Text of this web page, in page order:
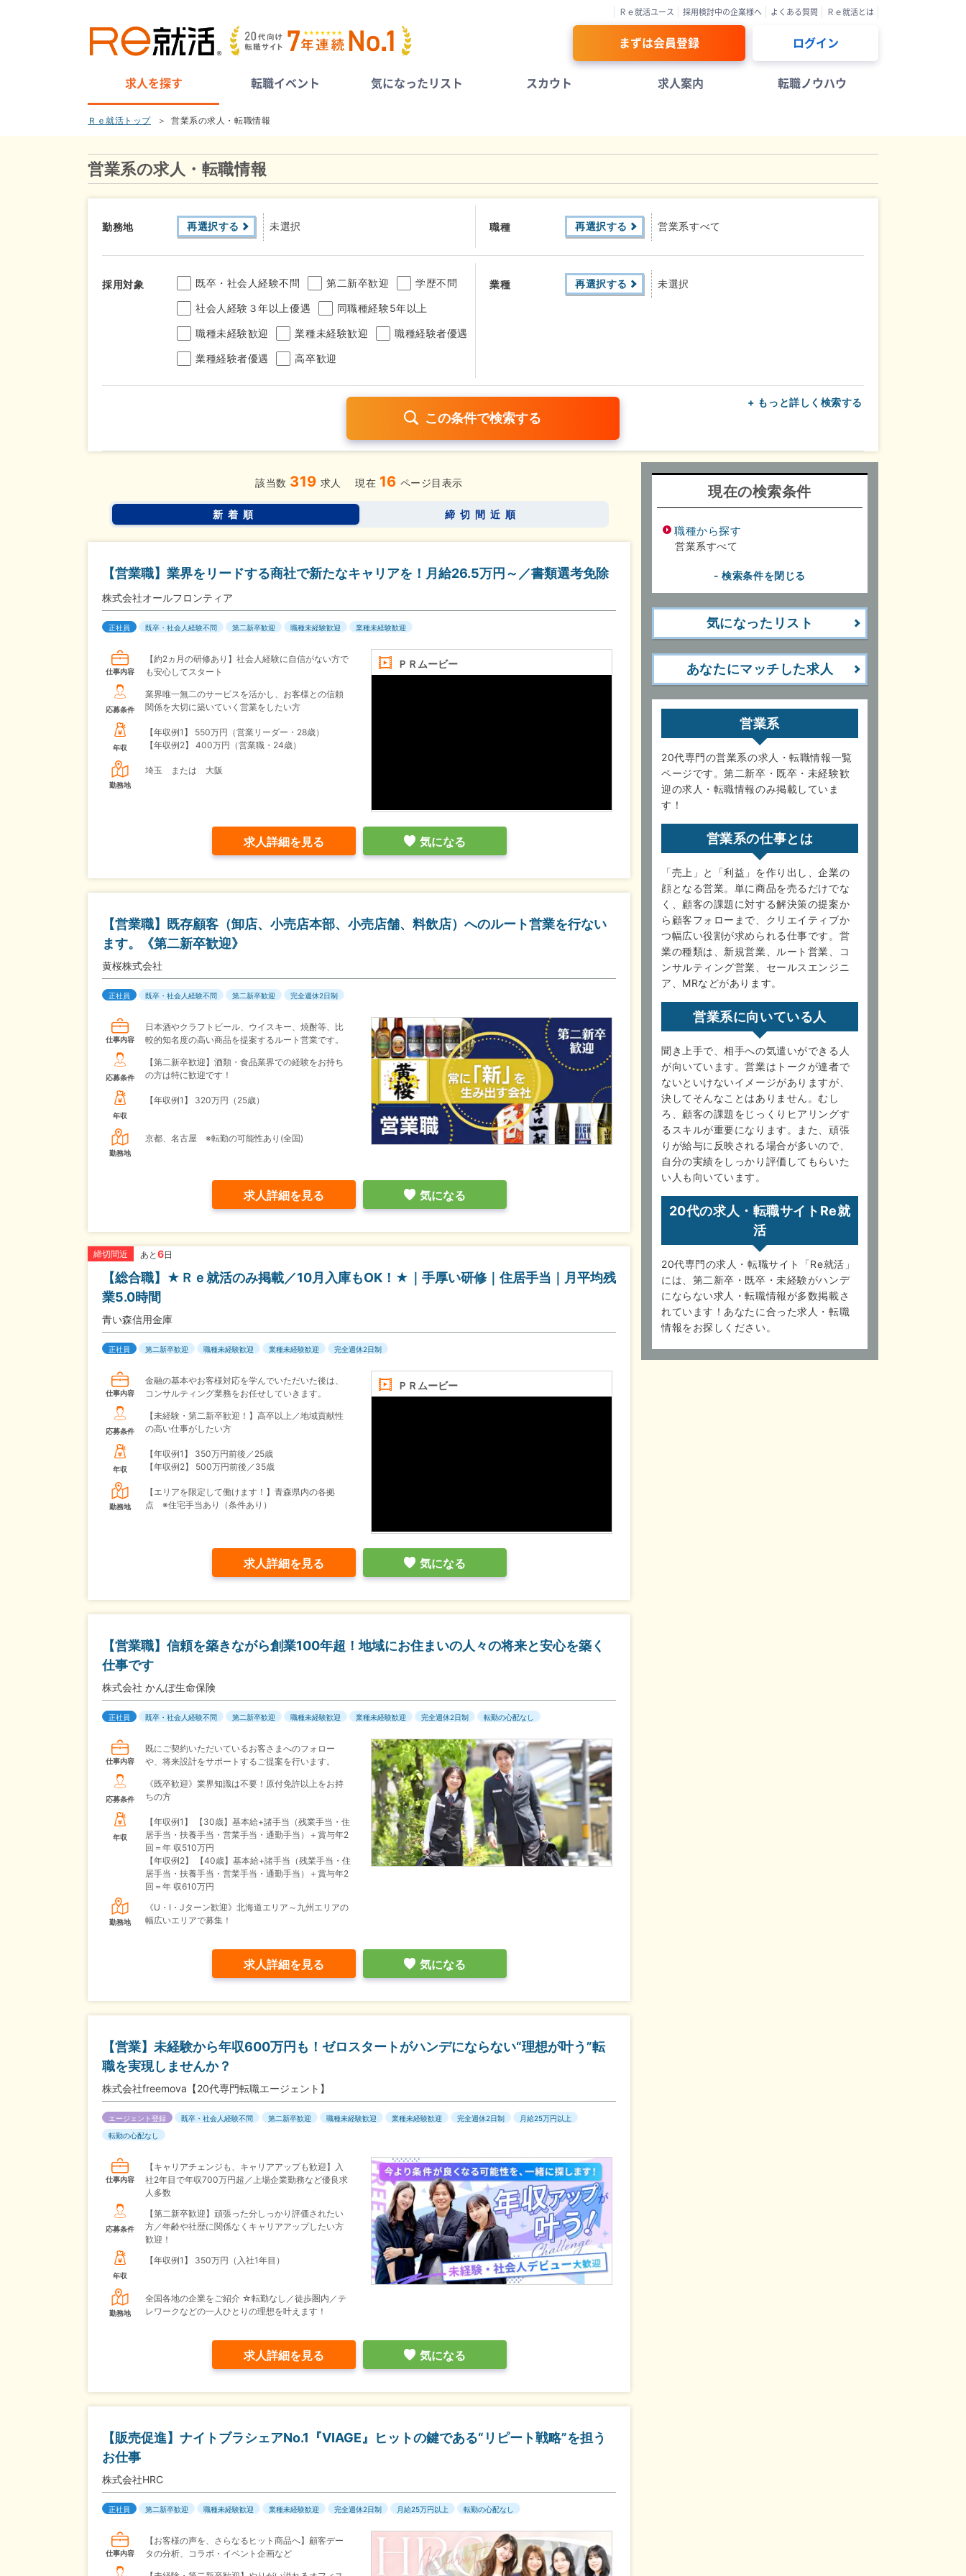
Ｒｅ就活ユース 採用検討中の企業様へ よくある質問 Ｒｅ就活とは
まずは会員登録 ログイン
求人を探す 転職イベント 気になったリスト スカウト 求人案内 転職ノウハウ
Ｒｅ就活トップ 営業系の求人・転職情報
営業系の求人・転職情報
勤務地 再選択する 未選択 職種 再選択する 営業系すべて
採用対象 既卒・社会人経験不問 第二新卒歓迎 学歴不問
社会人経験３年以上優遇 同職種経験5年以上
職種未経験歓迎 業種未経験歓迎 職種経験者優遇
業種経験者優遇 高卒歓迎
業種 再選択する 未選択
完全週休2日制 年間休日120日以上 残業少なめ（1日1時間以内）
土日面接OK 書類選考なし
+ もっと詳しく検索する
該当数 319 求人 現在 16 ページ目表示
新着順 締切間近順
【営業職】業界をリードする商社で新たなキャリアを！月給26.5万円～／書類選考免除
株式会社オールフロンティア
正社員 既卒・社会人経験不問 第二新卒歓迎 職種未経験歓迎 業種未経験歓迎
ＰＲムービー
仕事内容
【約2ヵ月の研修あり】社会人経験に自信がない方で
も安心してスタート
応募条件
業界唯一無二のサービスを活かし、お客様との信頼
関係を大切に築いていく営業をしたい方
年収
【年収例1】
550万円（営業リーダー・28歳）
【年収例2】
400万円（営業職・24歳）
勤務地
埼玉 または 大阪
求人詳細を見る 気になる
【営業職】既存顧客（卸店、小売店本部、小売店舗、料飲店）へのルート営業を行ない
ます。《第二新卒歓迎》
黄桜株式会社
正社員 既卒・社会人経験不問 第二新卒歓迎 完全週休2日制
仕事内容
日本酒やクラフトビール、ウイスキー、焼酎等、比
較的知名度の高い商品を提案するルート営業です。
応募条件
【第二新卒歓迎】酒類・食品業界での経験をお持ち
の方は特に歓迎です！
年収
【年収例1】 320万円（25歳）
勤務地
京都、名古屋 ※転勤の可能性あり(全国)
求人詳細を見る 気になる
締切間近 あと 6日
【総合職】★Ｒｅ就活のみ掲載／10月入庫もOK！★｜手厚い研修｜住居手当｜月平均残
業5.0時間
青い森信用金庫
正社員 第二新卒歓迎 職種未経験歓迎 業種未経験歓迎 完全週休2日制
ＰＲムービー
仕事内容
金融の基本やお客様対応を学んでいただいた後は、
コンサルティング業務をお任せしていきます。
応募条件
【未経験・第二新卒歓迎！】高卒以上／地域貢献性
の高い仕事がしたい方
年収
【年収例1】
350万円前後／25歳
【年収例2】
500万円前後／35歳
勤務地
【エリアを限定して働けます！】青森県内の各拠
点 ※住宅手当あり（条件あり）
求人詳細を見る 気になる
【営業職】信頼を築きながら創業100年超！地域にお住まいの人々の将来と安心を築く
仕事です
株式会社 かんぽ生命保険
正社員 既卒・社会人経験不問 第二新卒歓迎 職種未経験歓迎 業種未経験歓迎 完全週休2日制 転勤の心配なし
仕事内容
既にご契約いただいているお客さまへのフォロー
や、将来設計をサポートするご提案を行います。
応募条件
《既卒歓迎》業界知識は不要！原付免許以上をお持
ちの方
年収
【年収例1】
【30歳】基本給+諸手当（残業手当・住
居手当・扶養手当・営業手当・通勤手当）＋賞与年2
回＝年 収510万円
【年収例2】
【40歳】基本給+諸手当（残業手当・住
居手当・扶養手当・営業手当・通勤手当）＋賞与年2
回＝年 収610万円
勤務地
《U・I・Jターン歓迎》北海道エリア～九州エリアの
幅広いエリアで募集！
求人詳細を見る 気になる
【営業】未経験から年収600万円も！ゼロスタートがハンデにならない“理想が叶う”転
職を実現しませんか？
株式会社freemova【20代専門転職エージェント】
エージェント登録 既卒・社会人経験不問 第二新卒歓迎 職種未経験歓迎 業種未経験歓迎 完全週休2日制
月給25万円以上
転勤の心配なし
仕事内容
【キャリアチェンジも、キャリアアップも歓迎】入
社2年目で年収700万円超／上場企業勤務など優良求
人多数
応募条件
【第二新卒歓迎】頑張った分しっかり評価されたい
方／年齢や社歴に関係なくキャリアアップしたい方
歓迎！
年収
【年収例1】 350万円（入社1年目）
勤務地
全国各地の企業をご紹介 ☆転勤なし／徒歩圏内／テ
レワークなどの一人ひとりの理想を叶えます！
求人詳細を見る 気になる
【販売促進】ナイトブラシェアNo.1『VIAGE』ヒットの鍵である“リピート戦略”を担う
お仕事
株式会社HRC
正社員 第二新卒歓迎 職種未経験歓迎 業種未経験歓迎 完全週休2日制 月給25万円以上 転勤の心配なし
仕事内容
【お客様の声を、さらなるヒット商品へ】顧客デー
タの分析、コラボ・イベント企画など
現在の検索条件
職種から探す
営業系すべて
- 検索条件を閉じる
気になったリスト
あなたにマッチした求人
営業系
20代専門の営業系の求人・転職情報一覧
ページです。第二新卒・既卒・未経験歓
迎の求人・転職情報のみ掲載していま
す！
営業系の仕事とは
「売上」と「利益」を作り出し、企業の
顔となる営業。単に商品を売るだけでな
く、顧客の課題に対する解決策の提案か
ら顧客フォローまで、クリエイティブか
つ幅広い役割が求められる仕事です。営
業の種類は、新規営業、ルート営業、コ
ンサルティング営業、セールスエンジニ
ア、MRなどがあります。
営業系に向いている人
聞き上手で、相手への気遣いができる人
が向いています。営業はトークが達者で
ないといけないイメージがありますが、
決してそんなことはありません。むし
ろ、顧客の課題をじっくりヒアリングす
るスキルが重要になります。また、頑張
りが給与に反映される場合が多いので、
自分の実績をしっかり評価してもらいた
い人も向いています。
20代の求人・転職サイトRe就
活
20代専門の求人・転職サイト「Re就活」
には、第二新卒・既卒・未経験がハンデ
にならない求人・転職情報が多数掲載さ
れています！あなたに合った求人・転職
情報をお探しください。